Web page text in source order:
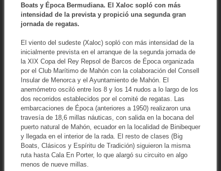
Boats y Época Bermudiana. El Xaloc sopló con más
intensidad de la prevista y propició una segunda gran
jornada de regatas.
El viento del sudeste (Xaloc) sopló con más intensidad de la
inicialmente prevista en el arranque de la segunda jornada de
la XIX Copa del Rey Repsol de Barcos de Época organizada
por el Club Marítimo de Mahón con la colaboración del Consell
Insular de Menorca y el Ayuntamiento de Mahón. El
anemómetro osciló entre los 8 y los 14 nudos a lo largo de los
dos recorridos establecidos por el comité de regatas. Las
embarcaciones de Época (anteriores a 1950) realizaron una
travesía de 18,6 millas náuticas, con salida en la bocana del
puerto natural de Mahón, ecuador en la localidad de Binibequer
y llegada en el interior de la rada. El resto de clases (Big
Boats, Clásicos y Espíritu de Tradición) siguieron la misma
ruta hasta Cala En Porter, lo que alargó su circuito en algo
menos de nueve millas.